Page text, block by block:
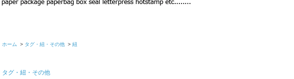
ホーム > タグ・紐・その他 > 紐
タグ・紐・その他